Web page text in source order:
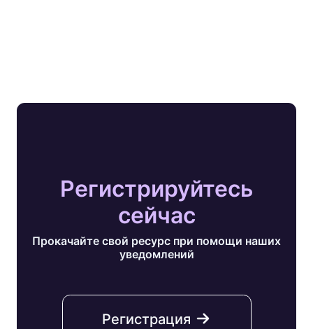
Регистрируйтесь
сейчас
Прокачайте свой ресурс при помощи наших
уведомлений
Регистрация